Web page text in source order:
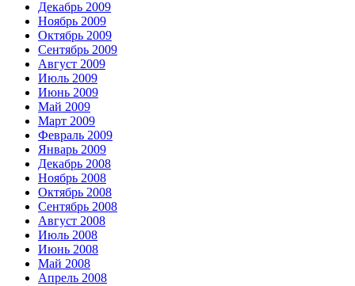
Декабрь 2009
Ноябрь 2009
Октябрь 2009
Сентябрь 2009
Август 2009
Июль 2009
Июнь 2009
Май 2009
Март 2009
Февраль 2009
Январь 2009
Декабрь 2008
Ноябрь 2008
Октябрь 2008
Сентябрь 2008
Август 2008
Июль 2008
Июнь 2008
Май 2008
Апрель 2008